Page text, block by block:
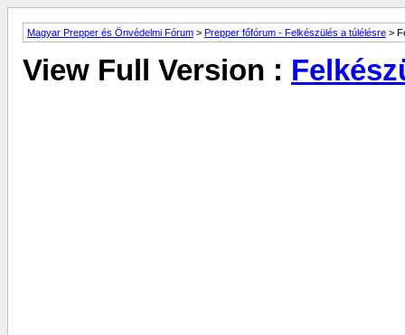
Magyar Prepper és Önvédelmi Fórum > Prepper főfórum - Felkészülés a túlélésre >
View Full Version :